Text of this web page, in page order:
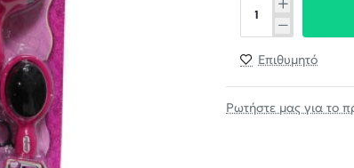
Επιθυμητό
Ρωτήστε μας για το